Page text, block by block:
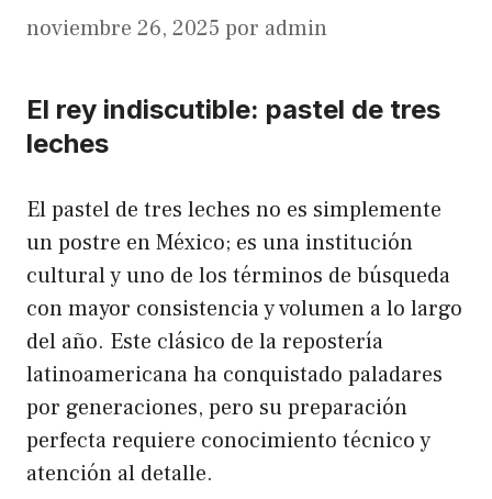
noviembre 26, 2025 por admin
El rey indiscutible: pastel de tres
leches
El pastel de tres leches no es simplemente
un postre en México; es una institución
cultural y uno de los términos de búsqueda
con mayor consistencia y volumen a lo largo
del año. Este clásico de la repostería
latinoamericana ha conquistado paladares
por generaciones, pero su preparación
perfecta requiere conocimiento técnico y
atención al detalle.